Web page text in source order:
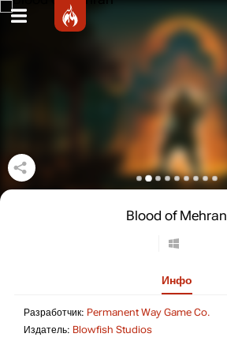
Blood of Mehran
Инфо
Разработчик: Permanent Way Game Co.
Издатель: Blowfish Studios